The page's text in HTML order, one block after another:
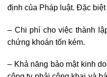
định của Pháp luật. Đặc
– Chi phí cho việc thành
chứng khoán tốn kém.
– Khả năng bảo mật kinh